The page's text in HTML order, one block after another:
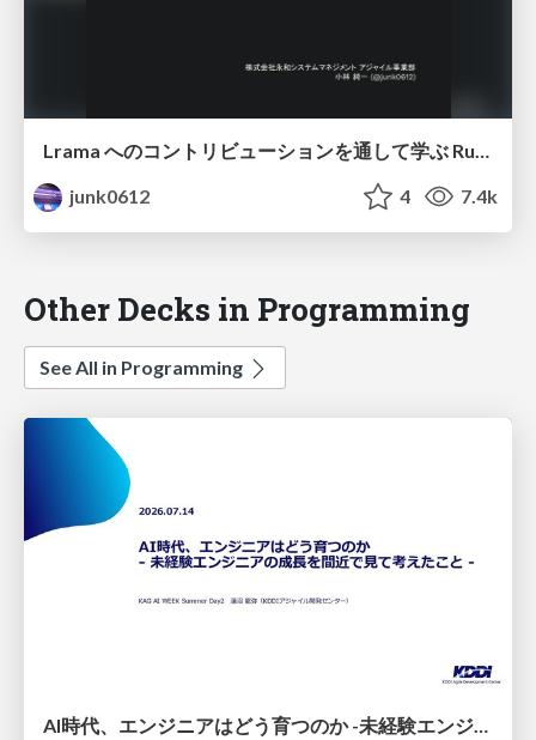
Lrama へのコントリビューションを通して学ぶ Ruby のパーサジェネレータ事情
junk0612
4 7.4k
Other Decks in Programming
See All in Programming